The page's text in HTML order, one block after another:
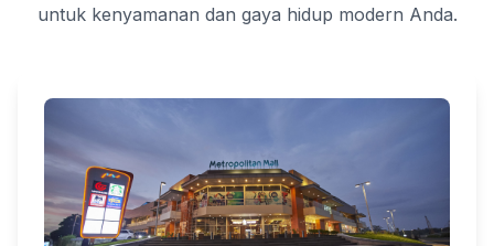
untuk kenyamanan dan gaya hidup modern Anda.